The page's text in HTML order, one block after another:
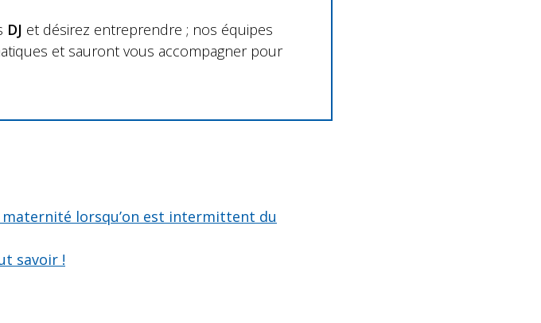
DJ et désirez entreprendre ; nos équipes
et sauront vous accompagner pour
lorsqu’on est intermittent du
savoir !